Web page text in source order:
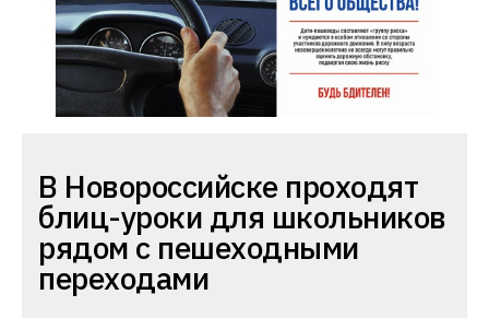
Комиссия
по
делам
несовершеннолетних
В Новороссийске проходят
блиц-уроки для школьников
рядом с пешеходными
переходами